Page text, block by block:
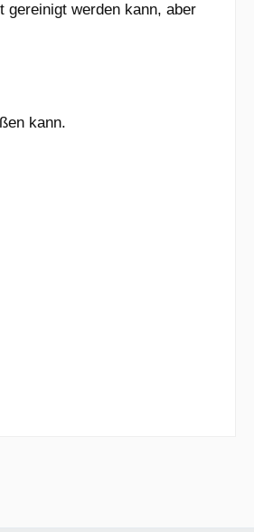
gereinigt werden kann, aber
kann.